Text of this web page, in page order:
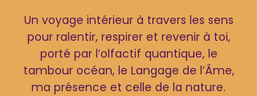
Un voyage intérieur à travers les sens
pour ralentir, respirer et revenir à toi,
porté par l’olfactif quantique, le
tambour océan, le Langage de l’Âme,
ma présence et celle de la nature.